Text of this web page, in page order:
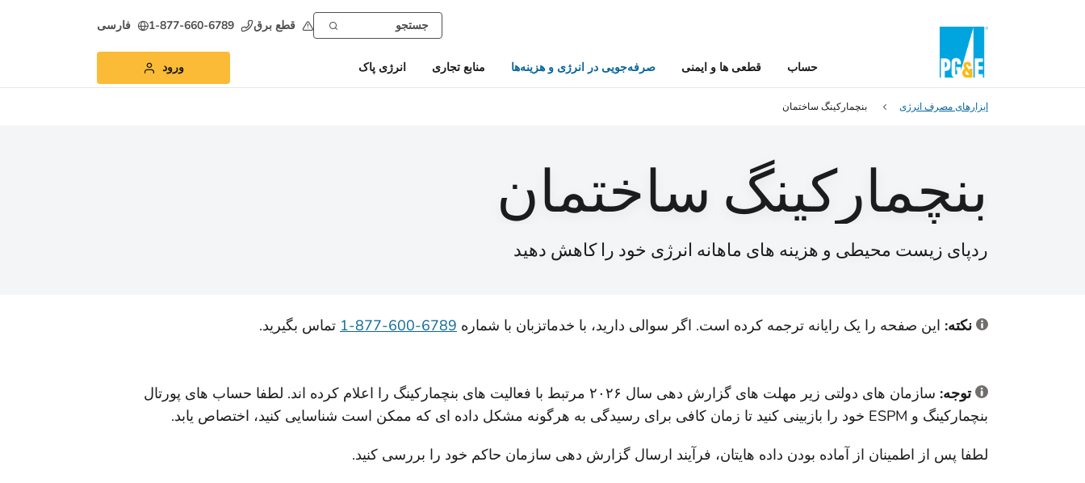
قطع برق 1-877-660-6789 فارسی
حساب قطعی ها و ایمنی صرفه‌جویی در انرژی و هزینه‌ها منابع تجاری انرژی پاک ورود
ابزارهای مصرف انرژی بنچمارکینگ ساختمان
بنچمارکینگ ساختمان
ردپای زیست محیطی و هزینه های ماهانه انرژی خود را کاهش دهید
نکته: این صفحه را یک رایانه ترجمه کرده است. اگر سوالی دارید، با خدماتزبان با شماره 6789-600-877-1 تماس بگیرید.
توجه:
سازمان های دولتی زیر مهلت های گزارش دهی سال ۲۰۲۶ مرتبط با فعالیت های بنچمارکینگ را اعلام کرده اند. لطفا حساب های پورتال
بنچمارکینگ و ESPM خود را بازبینی کنید تا زمان کافی برای رسیدگی به هرگونه مشکل داده ای که ممکن است شناسایی کنید، اختصاص یابد.
لطفا پس از اطمینان از آماده بودن داده هایتان، فرآیند ارسال گزارش دهی سازمان حاکم خود را بررسی کنید.